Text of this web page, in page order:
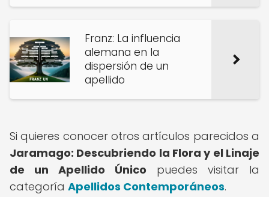
Franz: La influencia
alemana en la
dispersión de un
apellido
Si quieres conocer otros artículos parecidos a
Jaramago: Descubriendo la Flora y el Linaje
de un Apellido Único puedes visitar la
categoría Apellidos Contemporáneos.